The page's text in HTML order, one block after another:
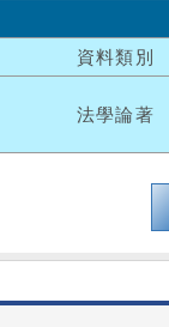
資料類別
法學論著